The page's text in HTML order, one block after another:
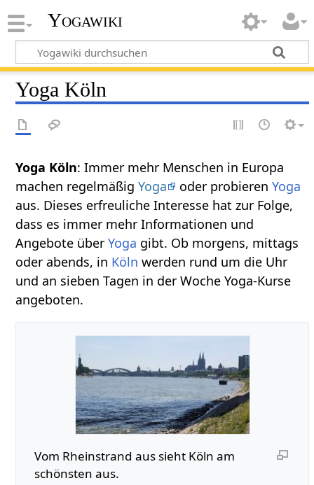
Yogawiki
Yoga Köln
Yoga Köln: Immer mehr Menschen in Europa
machen regelmäßigYoga oder probierenYoga
aus. Dieses erfreuliche Interesse hat zur Folge,
dass es immer mehr Informationen und
Angebote überYoga gibt. Ob morgens, mittags
oder abends, in Köln werden rund um die Uhr
und an sieben Tagen in der Woche Yoga-Kurse
angeboten.
Vom Rheinstrand aus sieht Köln am
schönsten aus.